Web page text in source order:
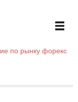
по рынку форекс